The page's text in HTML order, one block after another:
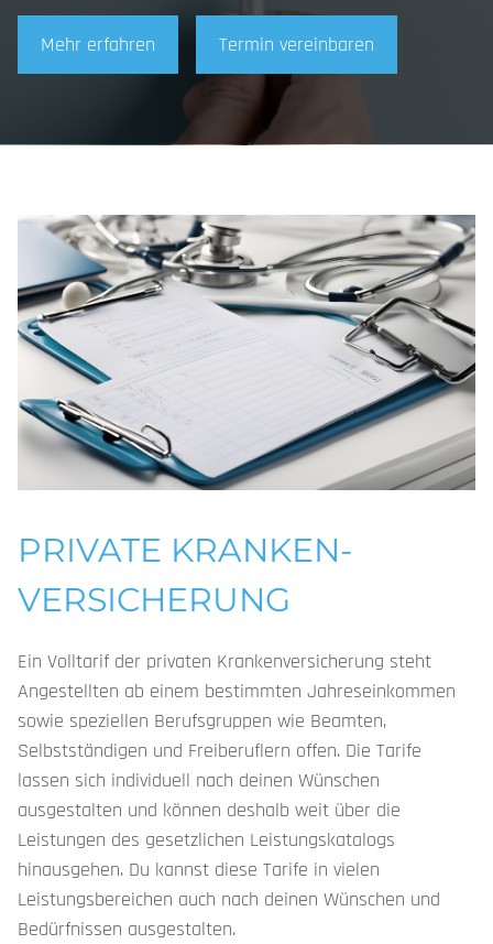
Mehr erfahren Termin vereinbaren
PRIVATE KRANKEN­
VERSICHERUNG
Ein Volltarif der privaten Krankenversicherung steht
Angestellten ab einem bestimmten Jahreseinkommen
sowie speziellen Berufsgruppen wie Beamten,
Selbstständigen und Freiberuflern offen. Die Tarife
lassen sich individuell nach deinen Wünschen
ausgestalten und können deshalb weit über die
Leistungen des gesetzlichen Leistungskatalogs
hinausgehen. Du kannst diese Tarife in vielen
Leistungsbereichen auch nach deinen Wünschen und
Bedürfnissen ausgestalten.